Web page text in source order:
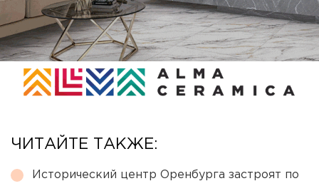
ЧИТАЙТЕ ТАКЖЕ:
Исторический центр Оренбурга застроят по